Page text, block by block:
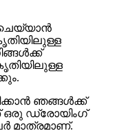
ഞങ്ങൾക്ക്
ഒരു ഡ്രോയിംഗ്
മാത്രമാണ്.